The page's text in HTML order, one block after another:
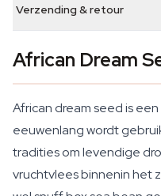
Verzending & retour
African Dream
African dream seed is
eeuwenlang wordt
tradities om levendige
vruchtvlees binnenin het